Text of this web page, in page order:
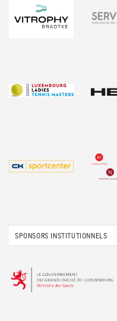
SPONSORS INSTITUTIONNELS